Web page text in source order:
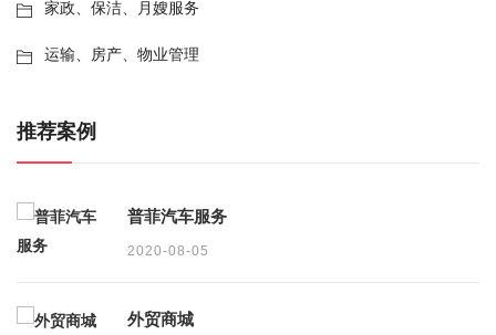
家政、保洁、月嫂服务
运输、房产、物业管理
推荐案例
普菲汽车服务
2020-08-05
外贸商城